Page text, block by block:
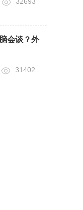
会谈？外
31402